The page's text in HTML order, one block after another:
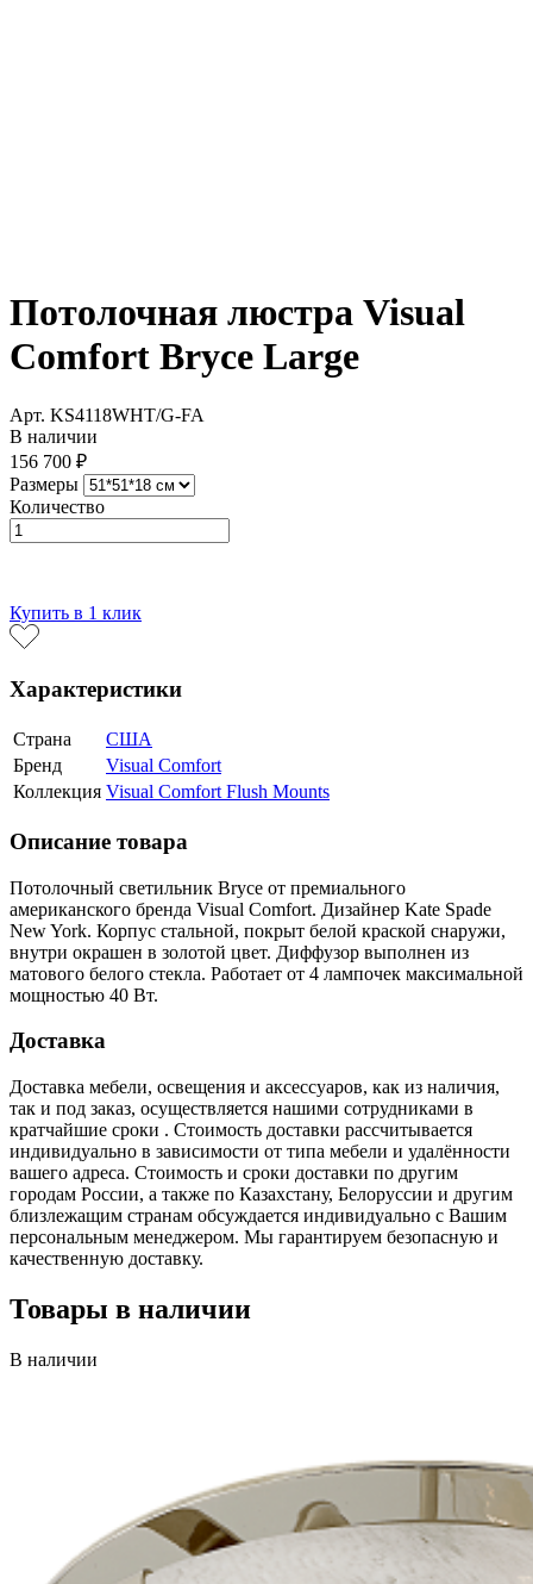
Потолочная люстра Visual
Comfort Bryce Large
Арт. KS4118WHT/G-FA
В наличии
156 700 ₽
Размеры
Количество
Купить в 1 клик
Характеристики
Страна
США
Бренд
Visual Comfort
Коллекция Visual Comfort Flush Mounts
Описание товара
Потолочный светильник Bryce от премиального
американского бренда Visual Comfort. Дизайнер Kate Spade
New York. Корпус стальной, покрыт белой краской снаружи,
внутри окрашен в золотой цвет. Диффузор выполнен из
матового белого стекла. Работает от 4 лампочек максимальной
мощностью 40 Вт.
Доставка
Доставка мебели, освещения и аксессуаров, как из наличия,
так и под заказ, осуществляется нашими сотрудниками в
кратчайшие сроки . Стоимость доставки рассчитывается
индивидуально в зависимости от типа мебели и удалённости
вашего адреса. Стоимость и сроки доставки по другим
городам России, а также по Казахстану, Белоруссии и другим
близлежащим странам обсуждается индивидуально с Вашим
персональным менеджером. Мы гарантируем безопасную и
качественную доставку.
Товары в наличии
В наличии